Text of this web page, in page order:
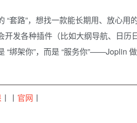
“套路”，想找一款能长期用、放心
发各种插件（比如大纲导航、日历
“绑架你”，而是 “服务你”——Joplin
丨丨 官网 丨